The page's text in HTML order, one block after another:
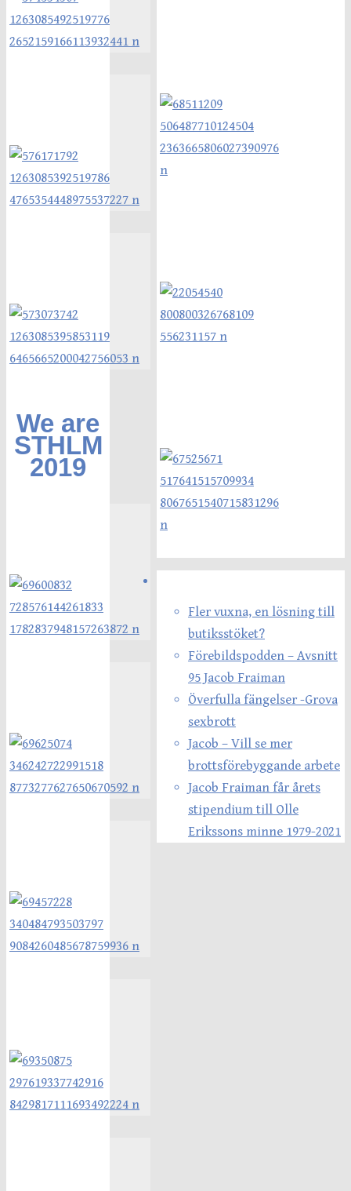
We are
STHLM
2019
Fler vuxna, en lösning till
butiksstöket?
Förebildspodden – Avsnitt
95 Jacob Fraiman
Överfulla fängelser -Grova
sexbrott
Jacob – Vill se mer
brottsförebyggande arbete
Jacob Fraiman får årets
stipendium till Olle
Erikssons minne 1979-2021